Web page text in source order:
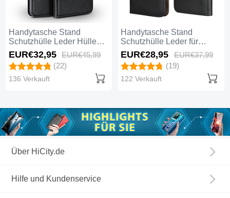
Handytasche Stand
Schutzhülle Leder Hülle
L01 für Huawei Mate 20
Schwarz
EUR€32,95 EUR€45,99
(22)
136 Verkauft
Handytasche Stand
Schutzhülle Leder für
Huawei Mate 20 Schwarz
EUR€28,95 EUR€37,99
(19)
122 Verkauft
Über HiCity.de
Hilfe und Kundenservice